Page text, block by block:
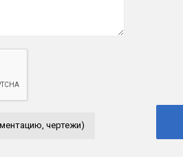
чертежи)